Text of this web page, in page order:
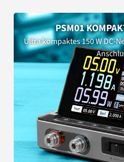
PSM01
Ultra kompaktes 150 W DC-